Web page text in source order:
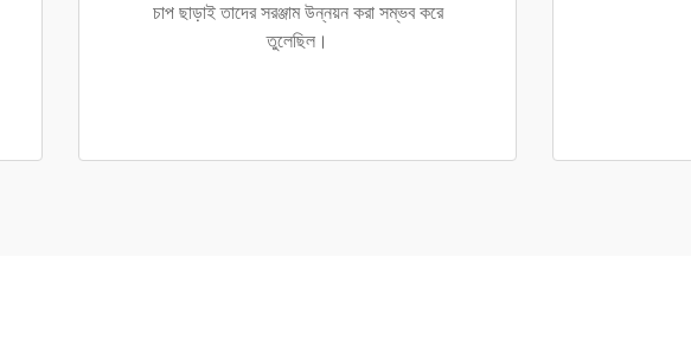
চাপ ছাড়াই তাদের সরঞ্জাম উন্নয়ন করা সম্ভব করে
তুলেছিল।